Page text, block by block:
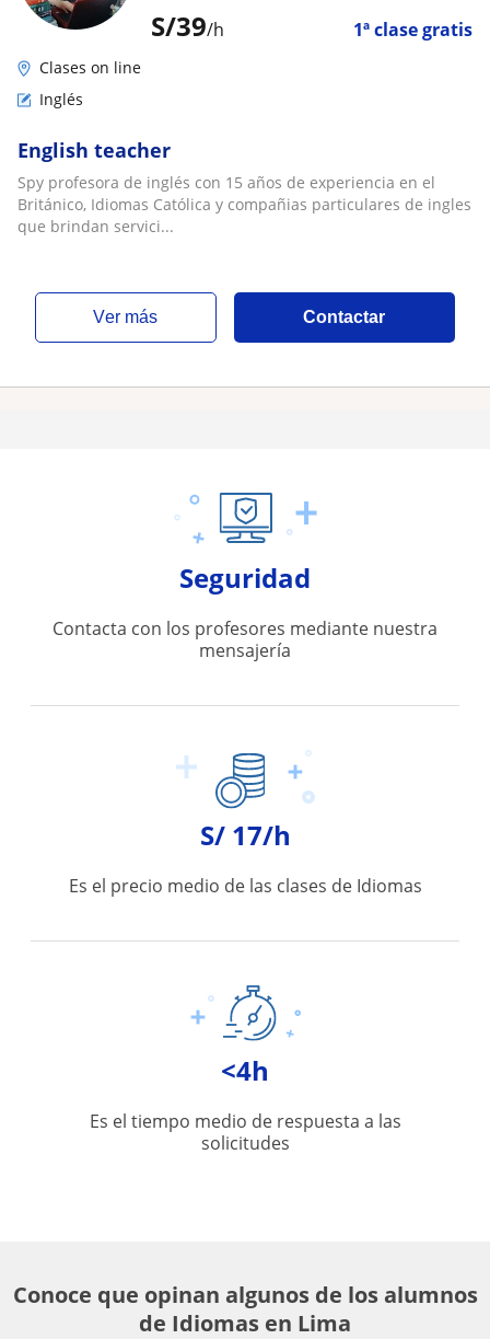
S/39/h 1ª clase gratis
Clases on line
Inglés
English teacher
Spy profesora de inglés con 15 años de experiencia en el
Británico, Idiomas Católica y compañias particulares de ingles
que brindan servici...
ver más Contactar
Seguridad
Contacta con los profesores mediante nuestra
mensajería
S/ 17/h
Es el precio medio de las clases de Idiomas
<4h
Es el tiempo medio de respuesta a las
solicitudes
Conoce que opinan algunos de los alumnos
de Idiomas en Lima